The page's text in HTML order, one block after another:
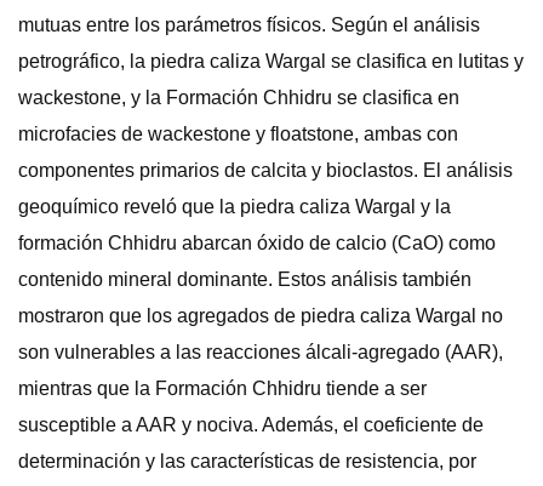
mutuas entre los parámetros físicos. Según el análisis
petrográfico, la piedra caliza Wargal se clasifica en lutitas y
wackestone, y la Formación Chhidru se clasifica en
microfacies de wackestone y floatstone, ambas con
componentes primarios de calcita y bioclastos. El análisis
geoquímico reveló que la piedra caliza Wargal y la
formación Chhidru abarcan óxido de calcio (CaO) como
contenido mineral dominante. Estos análisis también
mostraron que los agregados de piedra caliza Wargal no
son vulnerables a las reacciones álcali-agregado (AAR),
mientras que la Formación Chhidru tiende a ser
susceptible a AAR y nociva. Además, el coeficiente de
determinación y las características de resistencia, por